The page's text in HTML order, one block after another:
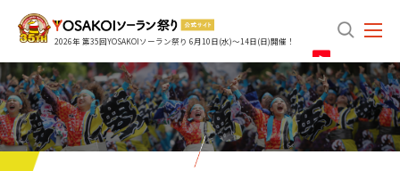
2026年 第35回YOSAKOIソーラン祭り 6月10日(水)～14日(日)開催！
search